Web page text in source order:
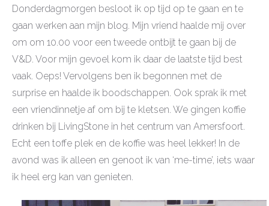
Donderdagmorgen besloot ik op tijd op te gaan en te
gaan werken aan mijn blog. Mijn vriend haalde mij over
om om 10.00 voor een tweede ontbijt te gaan bij de
V&D. Voor mijn gevoel kom ik daar de laatste tijd best
vaak. Oeps! Vervolgens ben ik begonnen met de
surprise en haalde ik boodschappen. Ook sprak ik met
een vriendinnetje af om bij te kletsen. We gingen koffie
drinken bij LivingStone in het centrum van Amersfoort.
Echt een toffe plek en de koffie was heel lekker! In de
avond was ik alleen en genoot ik van ‘me-time’, iets waar
ik heel erg kan van genieten.